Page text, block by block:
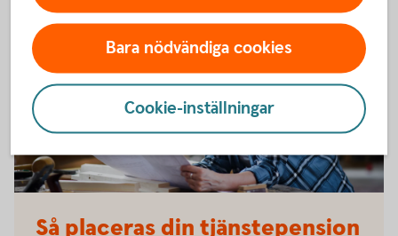
Så placeras din tjänstepension
Bara nödvändiga cookies
Cookie-inställningar